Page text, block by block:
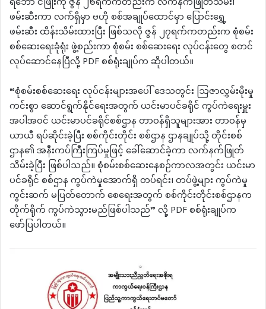
ဖမ်းဆီးကာ လက်ရှိမှာ ဗဟို စစ်အချုပ်ထောင်မှာ ပြောင်းရွှေ့
ဖမ်းဆီး ထိန်းသိမ်းထားပြီး ဖြစ်သလို ဇွန် ၂၇ရက်ကတည်းက စုံစမ်း
စစ်ဆေးရေးခုံရုံး ဖွဲ့စည်းကာ စုံစမ်း စစ်ဆေးရေး လုပ်ငန်းတွေ စတင်
လုပ်ဆောင်နေပြီလို့ PDF စစ်ရုံးချုပ်က ဆိုပါတယ်။
“စုံစမ်းစစ်ဆေးရေး လုပ်ငန်းများအ‌ပေါ် ဒေသတွင်း ဩဇာလွှမ်းမိုးမှု
ကင်းစွာ ဆောင်ရွက်နိုင်‌ရေးအတွက် ယင်းမာပင်ခရိုင် ကွပ်ကဲရေးမှူး
အပါအဝင် ယင်းမာပင်ခရိုင်စစ်ဌာန တာဝန်ရှိသူများအား တာဝန်မှ
ယာယီ ရပ်ဆိုင်းခဲ့ပြီး စစ်ကိုင်းတိုင်း စစ်ဌာန ဌာနချုပ်သို့ တိုင်းစစ်
ဌာန၏ အနီးကပ်ကြီးကြပ်မှုဖြင့် ခေါ်ဆောင်ခဲ့ကာ လက်နက်ဖြုတ်
သိမ်းခဲ့ပြီး ဖြစ်ပါသည်။ စုံစမ်းစစ်ဆေးနေစဉ်ကာလအတွင်း ယင်းမာ
ပင်ခရိုင် စစ်ဌာန ကွပ်ကဲမှု‌အောက်ရှိ တပ်ရင်း၊ တပ်ဖွဲ့များ ကွပ်ကဲမှု
ကွင်းဆက် မပြတ်‌တောက် စေရေးအတွက် စစ်ကိုင်းတိုင်းစစ်ဌာနက
တိုက်ရိုက် ကွပ်ကဲသွားမည်ဖြစ်ပါသည်” လို့ PDF စစ်ရုံးချုပ်က
ဖော်ပြပါတယ်။